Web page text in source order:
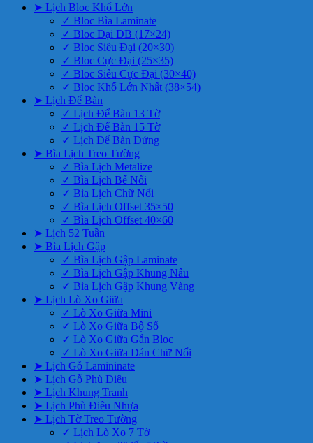
➤ Lịch Bloc Khổ Lớn
✓ Bloc Bìa Laminate
✓ Bloc Đại ĐB (17×24)
✓ Bloc Siêu Đại (20×30)
✓ Bloc Cực Đại (25×35)
✓ Bloc Siêu Cực Đại (30×40)
✓ Bloc Khổ Lớn Nhất (38×54)
➤ Lịch Để Bàn
✓ Lịch Để Bàn 13 Tờ
✓ Lịch Để Bàn 15 Tờ
✓ Lịch Để Bàn Đứng
➤ Bìa Lịch Treo Tường
✓ Bìa Lịch Metalize
✓ Bìa Lịch Bế Nổi
✓ Bìa Lịch Chữ Nổi
✓ Bìa Lịch Offset 35×50
✓ Bìa Lịch Offset 40×60
➤ Lịch 52 Tuần
➤ Bìa Lịch Gập
✓ Bìa Lịch Gập Laminate
✓ Bìa Lịch Gập Khung Nâu
✓ Bìa Lịch Gập Khung Vàng
➤ Lịch Lò Xo Giữa
✓ Lò Xo Giữa Mini
✓ Lò Xo Giữa Bộ Số
✓ Lò Xo Giữa Gắn Bloc
✓ Lò Xo Giữa Dán Chữ Nổi
➤ Lịch Gỗ Lamininate
➤ Lịch Gỗ Phù Điêu
➤ Lịch Khung Tranh
➤ Lịch Phù Điêu Nhựa
➤ Lịch Tờ Treo Tường
✓ Lịch Lò Xo 7 Tờ